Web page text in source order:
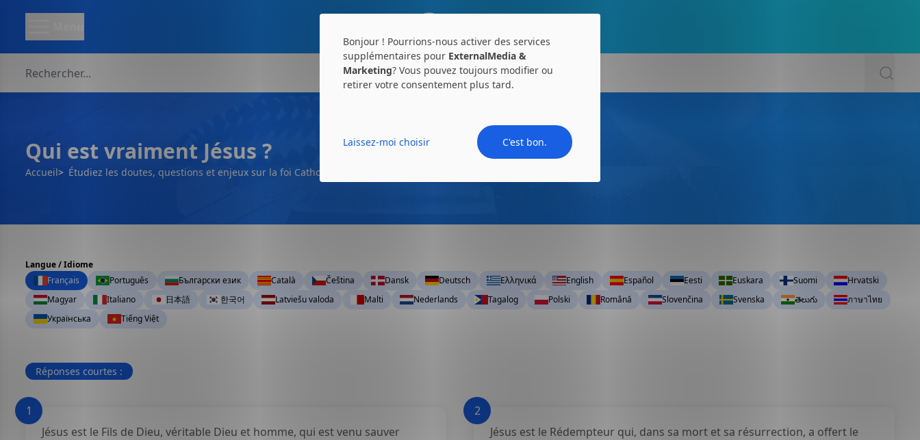
Qui est vraiment Jésus ?
Accueil Étudiez les doutes, questions et enjeux sur la foi Catholique.
Langue / Idiome
Français
Português Български език Català Čeština Dansk Deutsch Ελληνικά English Español Eesti Euskara Suomi
Hrvatski
Magyar
Italiano 日本語 한국어 Latviešu valoda Malti Nederlands Tagalog Polski Română Slovenčina Svenska తెలుగు
ภาษาไทย
Українська
Tiếng Việt
Réponses courtes :
1
Jésus est le Fils de Dieu, véritable Dieu et homme, qui est venu sauver
2
Jésus est le Rédempteur qui, dans sa mort et sa résurrection, a offert le
Bonjour ! Pourrions-nous activer des services
supplémentaires pour ExternalMedia &
Marketing? Vous pouvez toujours modifier ou
retirer votre consentement plus tard.
Laissez-moi choisir C'est bon.